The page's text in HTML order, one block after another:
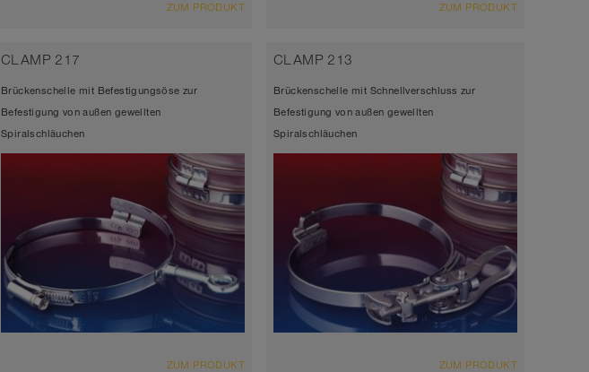
ZUM PRODUKT ZUM PRODUKT
CLAMP 217
Brückenschelle mit Befestigungsöse zur
Befestigung von außen gewellten
Spiralschläuchen
ZUM PRODUKT
CLAMP 213
Brückenschelle mit Schnellverschluss zur
Befestigung von außen gewellten
Spiralschläuchen
ZUM PRODUKT